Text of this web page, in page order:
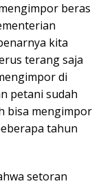
beras
kita
terang saja
di
petani sudah
bisa mengimpor
tahun
setoran